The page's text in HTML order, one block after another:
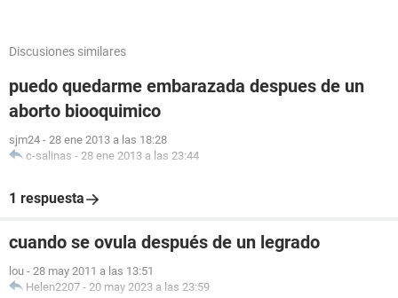
Discusiones similares
puedo quedarme embarazada despues de un
aborto biooquimico
sjm24 - 28 ene 2013 a las 18:28
c-salinas - 28 ene 2013 a las 23:44
1 respuesta
cuando se ovula después de un legrado
lou - 28 may 2011 a las 13:51
Helen2207 - 20 may 2023 a las 23:59